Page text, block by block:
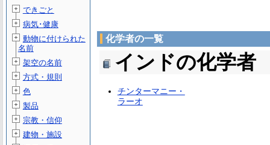
化学者の一覧
インドの化学者
チンターマニー・
ラーオ
できごと
病気･健康
動物に付けられた
名前
架空の名前
方式・規則
色
製品
宗教・信仰
建物・施設